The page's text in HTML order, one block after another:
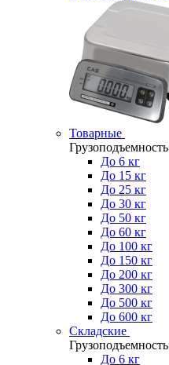
Товарные
Грузоподъемность
До 6 кг
До 15 кг
До 25 кг
До 30 кг
До 50 кг
До 60 кг
До 100 кг
До 150 кг
До 200 кг
До 300 кг
До 500 кг
До 600 кг
Складские
Грузоподъемность
До 6 кг